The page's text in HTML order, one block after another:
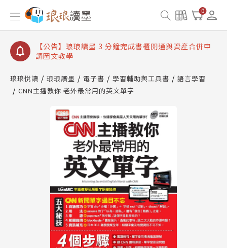
0
【公告】琅琅讀墨數位閱讀資產合併與書櫃開通申請
【公告】琅琅讀墨書櫃開通常見問題
【公告】琅琅讀墨 3 分鐘完成書櫃開通與資產合併申
請圖文教學
查詢
【公告】琅琅讀墨數位閱讀資產合併與書櫃開通申請
琅琅悅讀 琅琅讀墨 電子書 學習輔助與工具書
語言學習
CNN主播教你 老外最常用的英文單字